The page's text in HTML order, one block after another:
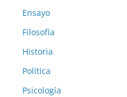
Ensayo
Filosofía
Historia
Política
Psicología